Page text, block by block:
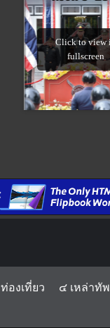
ท่องเที่ยว ๔ เหล่าทัพ